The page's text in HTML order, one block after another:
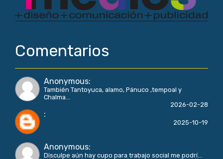
Comentarios
Anonymous:
También Tantoyuca, alamo, Pánuco ,tempoal y
Chalma...
2026-02-28
:
2025-10-19
Anonymous:
Disculpe aún hay cupo para trabajo social me podrí...